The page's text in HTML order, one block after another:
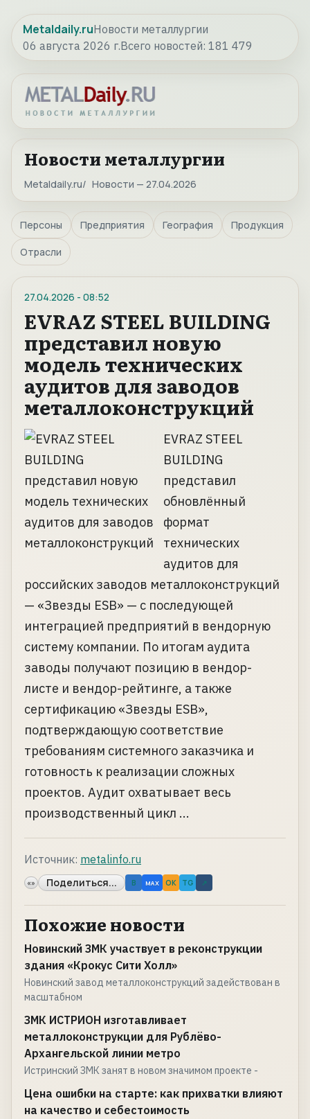
Metaldaily.ruНовости металлургии
06 августа 2026 г.Всего новостей: 181 479
Новости металлургии
Metaldaily.ru Новости — 27.04.2026
Персоны Предприятия География Продукция
Отрасли
27.04.2026 - 08:52
EVRAZ STEEL BUILDING
представил новую
модель технических
аудитов для заводов
металлоконструкций
EVRAZ STEEL
BUILDING
представил
обновлённый
формат
технических
аудитов для
российских заводов металлоконструкций
— «Звезды ESB» — с последующей
интеграцией предприятий в вендорную
систему компании. По итогам аудита
заводы получают позицию в вендор-
листе и вендор-рейтинге, а также
сертификацию «Звезды ESB»,
подтверждающую соответствие
требованиям системного заказчика и
готовность к реализации сложных
проектов. Аудит охватывает весь
производственный цикл ...
Источник: metalinfo.ru
«» Поделиться... B MAX OK TG ↗
Похожие новости
Новинский ЗМК участвует в реконструкции
здания «Крокус Сити Холл»
Новинский завод металлоконструкций задействован в
масштабном
ЗМК ИСТРИОН изготавливает
металлоконструкции для Рублёво-
Архангельской линии метро
Истринский ЗМК занят в новом значимом проекте -
Цена ошибки на старте: как прихватки влияют
на качество и себестоимость